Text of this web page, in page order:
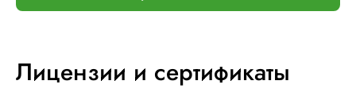
Лицензии и сертификаты